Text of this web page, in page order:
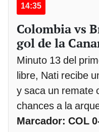
14:35
Colombia vs
gol de la
Minuto 13 del
libre, Nati recibe
y saca un remate
chances a la
Marcador: COL